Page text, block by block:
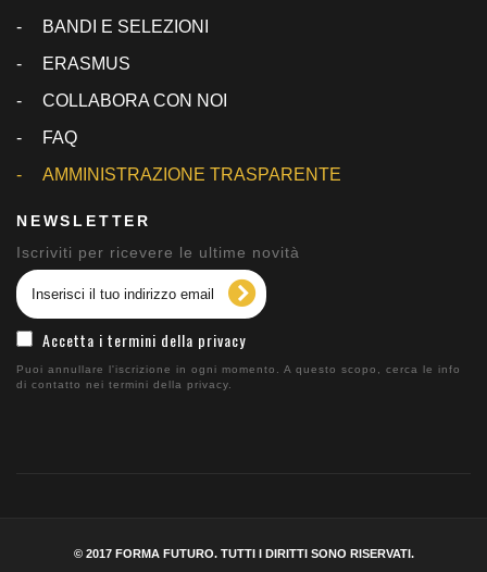
BANDI E SELEZIONI
ERASMUS
COLLABORA CON NOI
FAQ
AMMINISTRAZIONE TRASPARENTE
NEWSLETTER
Iscriviti per ricevere le ultime novità
Accetta i termini della privacy
Puoi annullare l'iscrizione in ogni momento. A questo scopo, cerca le info
di contatto nei termini della privacy.
© 2017 FORMA FUTURO. TUTTI I DIRITTI SONO RISERVATI.